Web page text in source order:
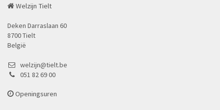
Welzijn Tielt
Deken Darraslaan 60
8700 Tielt
België
welzijn@tielt.be
051 82 69 00
Openingsuren